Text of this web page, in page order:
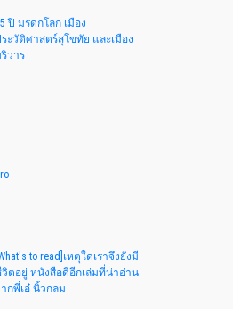
ปี มรดกโลก เมือง
ะวัติศาสตร์สุโขทัย และเมือง
วาร
to read]เหตุใดเราจึงยังมี
ตอยู่ หนังสือดีอีกเล่มที่น่าอ่าน
กพี่เอ๋ นิ้วกลม